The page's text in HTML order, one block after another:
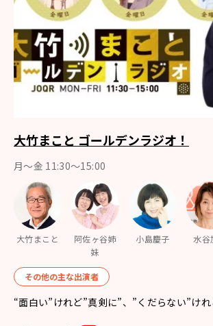
大竹まこと ゴールデンラジオ！
月〜金 11:30～15:00
大竹まこと
阿佐ヶ谷姉
妹
小島慶子 水谷
その他の主な出演者
“面白い”けれど”真剣に”、”くだらない”け